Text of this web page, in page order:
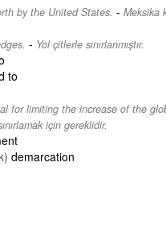
by the United States. - Meksika
- Yol çitlerle sınırlanmıştır.
to
for limiting the increase of the
için gereklidir.
demarcation